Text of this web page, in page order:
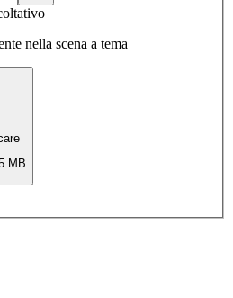
nella scena a tema
MB